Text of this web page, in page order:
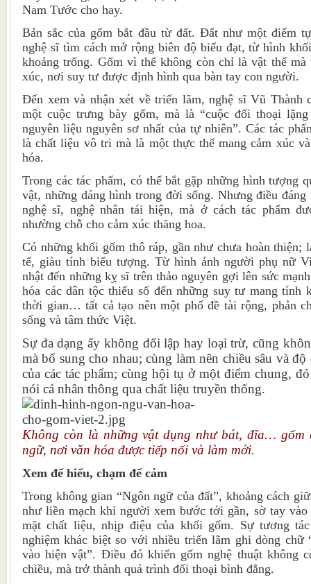
Nam Tước cho hay.
Bản sắc của gốm bắt đầu từ đất. Đất như một điểm
nghệ sĩ tìm cách mở rộng biên độ biểu đạt, từ hình
khoảng trống. Gốm vì thế không còn chỉ là vật thể mà
xúc, nơi suy tư được định hình qua bàn tay con người.
Đến xem và nhận xét về triển lãm, nghệ sĩ Vũ Thành
một cuộc trưng bày gốm, mà là “cuộc đối thoại
nguyên liệu nguyên sơ nhất của tự nhiên”. Các tác
là chất liệu vô tri mà là một thực thể mang cảm xúc
hóa.
Trong các tác phẩm, có thể bắt gặp những hình tượng
vật, những dáng hình trong đời sống. Nhưng điều
nghệ sĩ, nghệ nhân tái hiện, mà ở cách tác phẩm
nhường chỗ cho cảm xúc thăng hoa.
Có những khối gốm thô ráp, gần như chưa hoàn thiện;
tế, giàu tính biểu tượng. Từ hình ảnh người phụ nữ
nhật đến những kỵ sĩ trên thảo nguyên gợi lên sức
hóa các dân tộc thiểu số đến những suy tư mang tính
thời gian… tất cả tạo nên một phổ đề tài rộng, phản
sống và tâm thức Việt.
Sự đa dạng ấy không đối lập hay loại trừ, cũng
mà bổ sung cho nhau; cùng làm nên chiều sâu và
của các tác phẩm; cùng hội tụ ở một điểm chung,
nói cá nhân thông qua chất liệu truyền thống.
Không còn là những vật dụng như bát, đĩa… gốm
ngữ, nơi văn hóa được tiếp nối và làm mới.
Xem để hiểu, chạm để cảm
Trong không gian “Ngôn ngữ của đất”, khoảng cách
như liền mạch khi người xem bước tới gần, sờ tay vào
mặt chất liệu, nhịp điệu của khối gốm. Sự tương
nghiệm khác biệt so với nhiều triển lãm ghi dòng chữ
vào hiện vật”. Điều đó khiến gốm nghệ thuật không
chiều, mà trở thành quá trình đối thoại bình đẳng.